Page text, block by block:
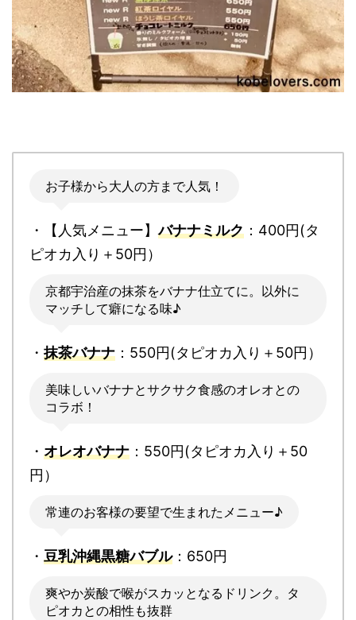
お子様から大人の方まで人気！
・【人気メニュー】バナナミルク ：400円(タ
ピオカ入り＋50円）
京都宇治産の抹茶をバナナ仕立てに。以外に
マッチして癖になる味♪
・ 抹茶バナナ ：550円(タピオカ入り＋50円）
美味しいバナナとサクサク食感のオレオとの
コラボ！
・ オレオバナナ ：550円(タピオカ入り＋50
円）
常連のお客様の要望で生まれたメニュー♪
・ 豆乳沖縄黒糖バブル：650円
爽やか炭酸で喉がスカッとなるドリンク。タ
ピオカとの相性も抜群